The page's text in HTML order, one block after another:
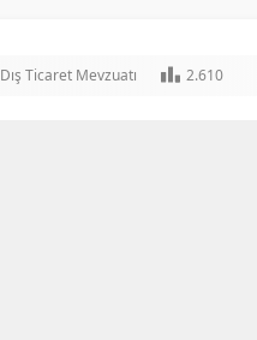
Dış Ticaret Mevzuatı 2.610